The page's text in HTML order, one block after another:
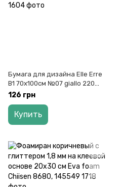
Бумага для дизайна Elle Erre
B1 70x100см №07 giallo 220
гм2 желтая две текстуры
126 грн
Купить